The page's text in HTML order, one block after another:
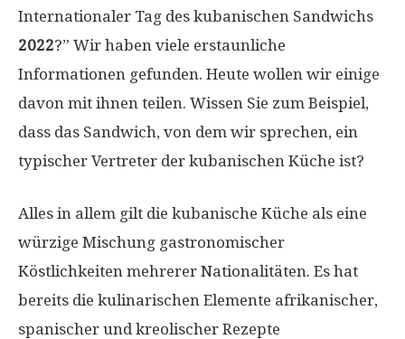
Internationaler Tag des kubanischen Sandwichs
2022?” Wir haben viele erstaunliche
Informationen gefunden. Heute wollen wir einige
davon mit ihnen teilen. Wissen Sie zum Beispiel,
dass das Sandwich, von dem wir sprechen, ein
typischer Vertreter der kubanischen Küche ist?
Alles in allem gilt die kubanische Küche als eine
würzige Mischung gastronomischer
Köstlichkeiten mehrerer Nationalitäten. Es hat
bereits die kulinarischen Elemente afrikanischer,
spanischer und kreolischer Rezepte